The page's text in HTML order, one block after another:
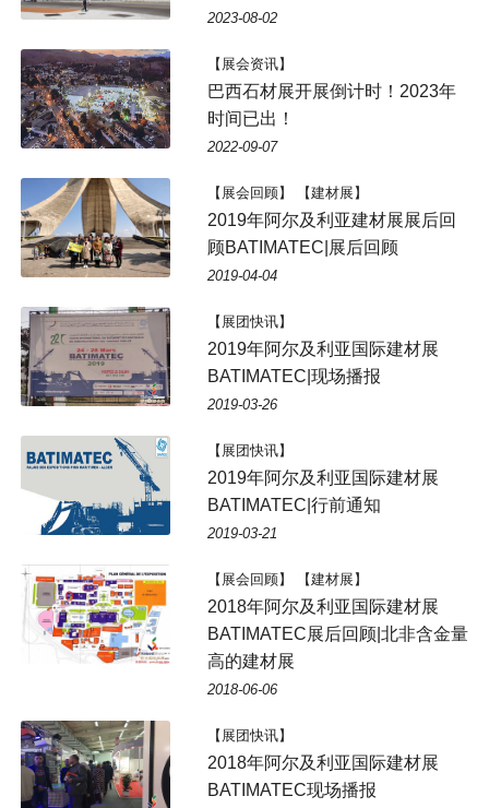
2023-08-02
【展会资讯】
巴西石材展开展倒计时！2023年
时间已出！
2022-09-07
【展会回顾】 【建材展】
2019年阿尔及利亚建材展展后回
顾BATIMATEC|展后回顾
2019-04-04
【展团快讯】
2019年阿尔及利亚国际建材展
BATIMATEC|现场播报
2019-03-26
【展团快讯】
2019年阿尔及利亚国际建材展
BATIMATEC|行前通知
2019-03-21
【展会回顾】 【建材展】
2018年阿尔及利亚国际建材展
BATIMATEC展后回顾|北非含金量
高的建材展
2018-06-06
【展团快讯】
2018年阿尔及利亚国际建材展
BATIMATEC现场播报